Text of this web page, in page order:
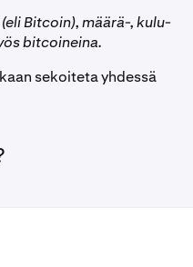
Bitcoin), määrä-, kulu-
bitcoineina.
sekoiteta yhdessä